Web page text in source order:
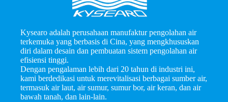
Kysearo adalah perusahaan manufaktur pengolahan air
terkemuka yang berbasis di Cina, yang mengkhususkan
diri dalam desain dan pembuatan sistem pengolahan air
efisiensi tinggi.
Dengan pengalaman lebih dari 20 tahun di industri ini,
kami berdedikasi untuk merevitalisasi berbagai sumber air,
termasuk air laut, air sumur, sumur bor, air keran, dan air
bawah tanah, dan lain-lain.